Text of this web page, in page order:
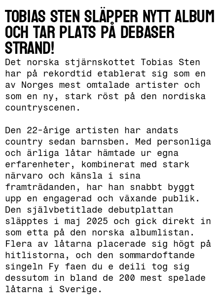
Tobias Sten släpper nytt album
och tar plats på Debaser
Strand!
Det norska stjärnskottet Tobias Sten
har på rekordtid etablerat sig som en
av Norges mest omtalade artister och
som en ny, stark röst på den nordiska
countryscenen.
Den 22-årige artisten har andats
country sedan barnsben. Med personliga
och ärliga låtar hämtade ur egna
erfarenheter, kombinerat med stark
närvaro och känsla i sina
framträdanden, har han snabbt byggt
upp en engagerad och växande publik.
Den självbetitlade debutplattan
släpptes i maj 2025 och gick direkt in
som etta på den norska albumlistan.
Flera av låtarna placerade sig högt på
hitlistorna, och den sommardoftande
singeln Fy faen du e deili tog sig
dessutom in bland de 200 mest spelade
låtarna i Sverige.